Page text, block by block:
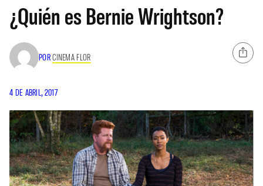
¿Quién es Bernie Wrightson?
PORCINEMA FLOR
4 DE ABRIL, 2017